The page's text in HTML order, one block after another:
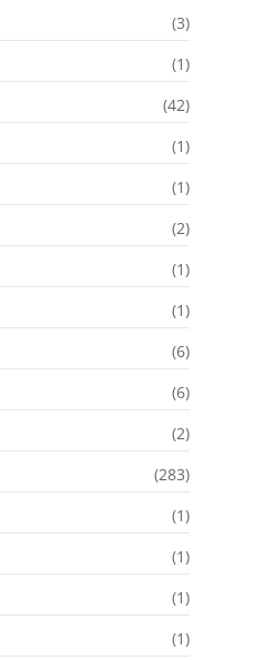
(3)
(1)
(42)
(1)
(1)
(2)
(1)
(1)
(6)
(6)
(2)
(283)
(1)
(1)
(1)
(1)